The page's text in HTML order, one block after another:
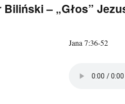
Biliński – „Głos”
Jana 7:36-52